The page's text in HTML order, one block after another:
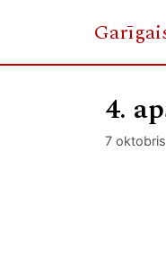
4.
7